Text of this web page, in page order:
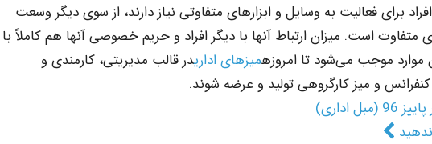
برای فعالیت به وسایل و ابزارهای متفاوتی نیاز دارند، از سوی دیگر وسعت
متفاوت است. میزان ارتباط آنها با دیگر افراد و حریم خصوصی آنها هم کاملاً با
موارد موجب می‌شود تا امروزهمیزهای اداریدر قالب مدیریتی، کارمندی و
کنفرانس و میز کارگروهی تولید و عرضه شوند.
اداری)